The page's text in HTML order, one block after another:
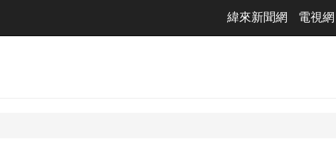
緯來新聞網 電視網